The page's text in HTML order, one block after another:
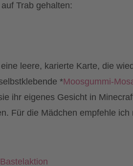
Trab gehalten:
leere, karierte Karte, die
*Moosgummi-
ihr eigenes Gesicht in
Für die Mädchen empfehle ich